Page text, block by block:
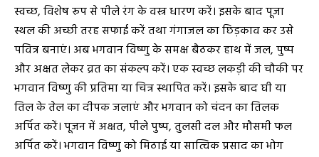
स्वच्छ, विशेष रूप से पीले रंग के वस्त्र धारण करें। इसके बाद पूजा
स्थल की अच्छी तरह सफाई करें तथा गंगाजल का छिड़काव कर उसे
पवित्र बनाएं। अब भगवान विष्णु के समक्ष बैठकर हाथ में जल, पुष्प
और अक्षत लेकर व्रत का संकल्प करें। एक स्वच्छ लकड़ी की चौकी पर
भगवान विष्णु की प्रतिमा या चित्र स्थापित करें। इसके बाद घी या
तिल के तेल का दीपक जलाएं और भगवान को चंदन का तिलक
अर्पित करें। पूजन में अक्षत, पीले पुष्प, तुलसी दल और मौसमी फल
अर्पित करें। भगवान विष्णु को मिठाई या सात्विक प्रसाद का भोग